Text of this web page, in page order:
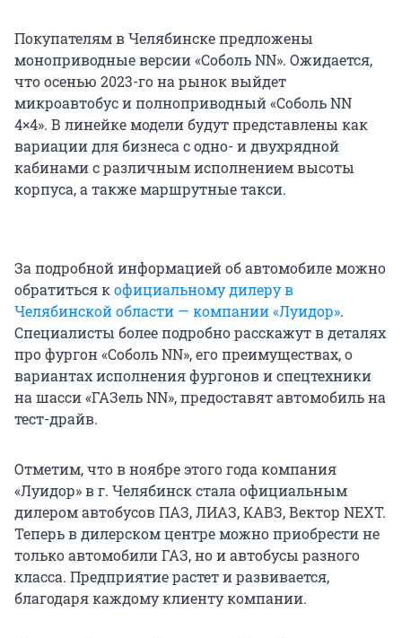
Покупателям в Челябинске предложены
моноприводные версии «Соболь NN». Ожидается,
что осенью 2023-го на рынок выйдет
микроавтобус и полноприводный «Соболь NN
4×4». В линейке модели будут представлены как
вариации для бизнеса с одно- и двухрядной
кабинами с различным исполнением высоты
корпуса, а также маршрутные такси.
За подробной информацией об автомобиле можно
обратиться кофициальному дилеру в
Челябинской области — компании «Луидор».
Специалисты более подробно расскажут в деталях
про фургон «Соболь NN», его преимуществах, о
вариантах исполнения фургонов и спецтехники
на шасси «ГАЗель NN», предоставят автомобиль на
тест-драйв.
Отметим, что в ноябре этого года компания
«Луидор» в г. Челябинск стала официальным
дилером автобусов ПАЗ, ЛИАЗ, КАВЗ, Вектор NEXT.
Теперь в дилерском центре можно приобрести не
только автомобили ГАЗ, но и автобусы разного
класса. Предприятие растет и развивается,
благодаря каждому клиенту компании.